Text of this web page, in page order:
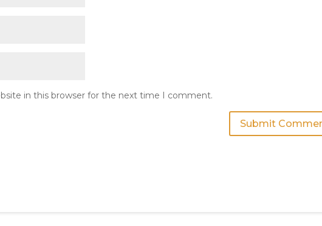
in this browser for the next time I comment.